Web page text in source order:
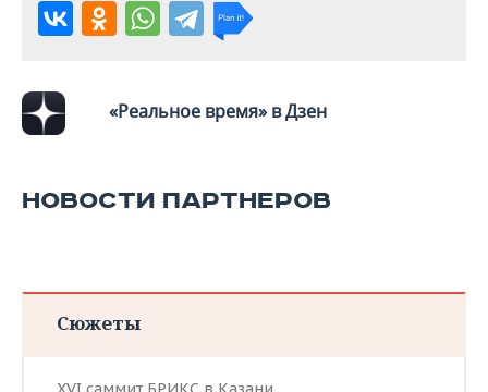
«Реальное время» в Дзен
НОВОСТИ ПАРТНЕРОВ
Сюжеты